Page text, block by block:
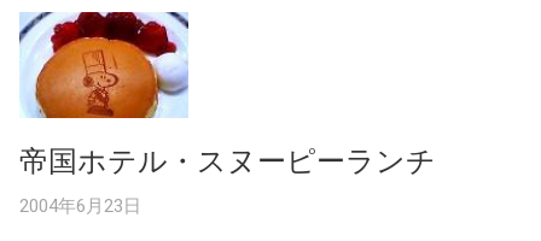
帝国ホテル・スヌーピーランチ
2004年6月23日